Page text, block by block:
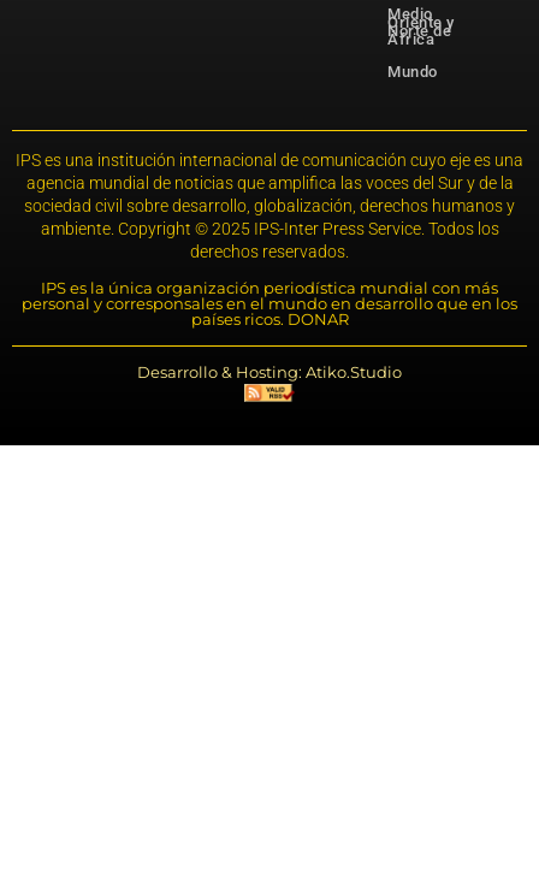
Medio
Oriente y
Norte de
África
Mundo
IPS es una institución internacional de comunicación cuyo eje es una
agencia mundial de noticias que amplifica las voces del Sur y de la
sociedad civil sobre desarrollo, globalización, derechos humanos y
ambiente. Copyright © 2025 IPS-Inter Press Service. Todos los
derechos reservados.
IPS es la única organización periodística mundial con más
personal y corresponsales en el mundo en desarrollo que en los
países ricos. DONAR
Desarrollo & Hosting: Atiko.Studio